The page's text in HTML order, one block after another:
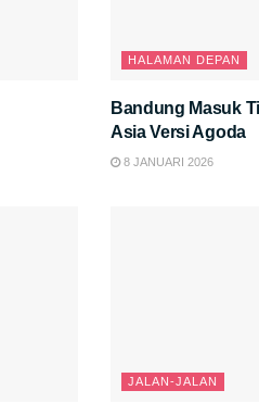
HALAMAN DEPAN
Bandung Masuk
Asia Versi Agoda
8 JANUARI 2026
JALAN-JALAN